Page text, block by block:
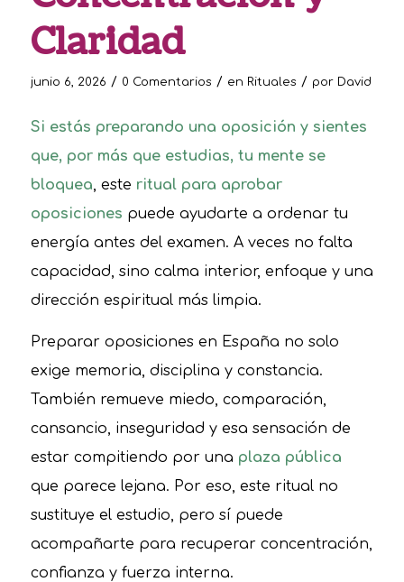
Claridad
junio 6, 2026 / 0 Comentarios / en Rituales / por David
Si estás preparando una oposición y sientes
que, por más que estudias, tu mente se
bloquea, este ritual para aprobar
oposiciones puede ayudarte a ordenar tu
energía antes del examen. A veces no falta
capacidad, sino calma interior, enfoque y una
dirección espiritual más limpia.
Preparar oposiciones en España no solo
exige memoria, disciplina y constancia.
También remueve miedo, comparación,
cansancio, inseguridad y esa sensación de
estar compitiendo por una plaza pública
que parece lejana. Por eso, este ritual no
sustituye el estudio, pero sí puede
acompañarte para recuperar concentración,
confianza y fuerza interna.